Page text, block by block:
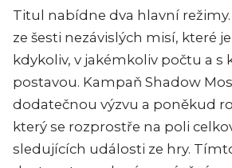
Titul nabídne dva hlavní režimy.
ze šesti nezávislých misí, které
kdykoliv, v jakémkoliv počtu a s
postavou. Kampaň Shadow
dodatečnou výzvu a poněkud
který se rozprostře na poli
sledujících události ze hry.